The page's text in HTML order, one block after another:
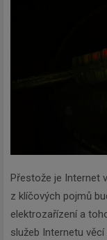
Přestože je Internet
z klíčových pojmů
elektrozařízení a
služeb Internetu